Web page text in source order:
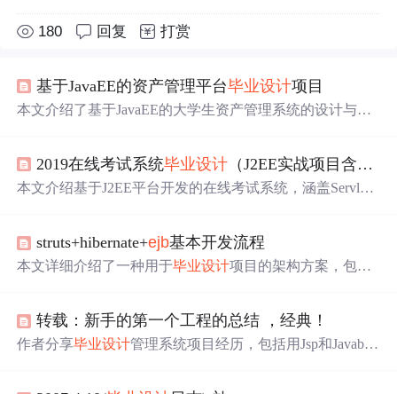
180 回复 打赏
基于JavaEE的资产管理平台毕业设计项目
本文介绍了基于JavaEE的大学生资产管理系统的设计与实
数据库设计、事务管理、模块化开发及部署优化等内容。
适合用于毕业设计和技术学习。
2019在线考试系统毕业设计 （J2EE实战项目含源码）
本文介绍基于J2EE平台开发的在线考试系统，涵盖Servle
S安全传输、验证码防刷及数据库索引优化，支持高并发与
多终端访问，适合作为Java Web项目的 毕业设计参考。
struts+hibernate+ejb基本开发流程
本文详细介绍了一种用于毕业设计项目的架构方案，包括
转载：新手的第一个工程的总结 ，经典！
作者分享毕业设计管理系统项目经历，包括用Jsp和Javabea